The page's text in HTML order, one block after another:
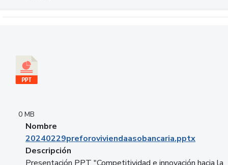
0 MB
Nombre
20240229preforoviviendaasobancaria.pptx
Descripción